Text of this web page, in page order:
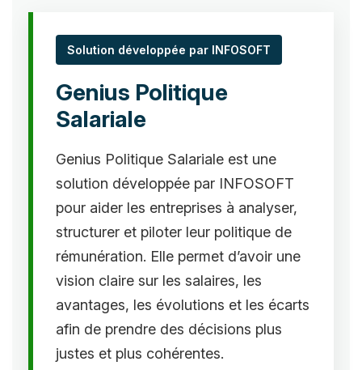
Solution développée par INFOSOFT
Genius Politique
Salariale
Genius Politique Salariale est une
solution développée par INFOSOFT
pour aider les entreprises à analyser,
structurer et piloter leur politique de
rémunération. Elle permet d’avoir une
vision claire sur les salaires, les
avantages, les évolutions et les écarts
afin de prendre des décisions plus
justes et plus cohérentes.